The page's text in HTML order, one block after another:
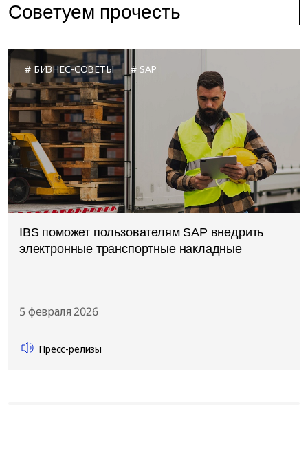
Советуем прочесть
БИЗНЕС-СОВЕТЫ SAP
IBS поможет пользователям SAP внедрить
электронные транспортные накладные
5 февраля 2026
Пресс-релизы